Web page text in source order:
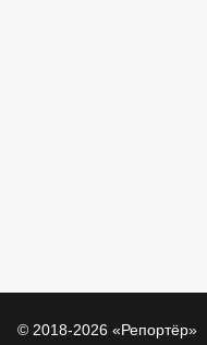
© 2018-2026 «Репортёр»